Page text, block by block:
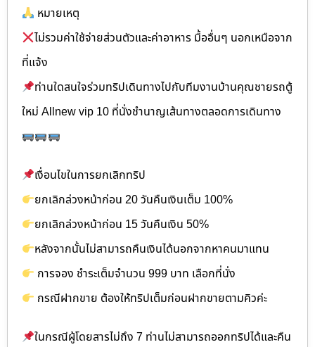
หมายเหตุ
ไม่รวมค่าใช้จ่ายส่วนตัวและค่าอาหาร มื้ออื่นๆ นอกเหนือจาก
ที่แจ้ง
ท่านใดสนใจร่วมทริปเดินทางไปกับทีมงานบ้านคุณชายรถตู้
ใหม่ Allnew vip 10 ที่นั่งชำนาญเส้นทางตลอดการเดินทาง
เงื่อนไขในการยกเลิกทริป
ยกเลิกล่วงหน้าก่อน 20 วันคืนเงินเต็ม 100%
ยกเลิกล่วงหน้าก่อน 15 วันคืนเงิน 50%
หลังจากนั้นไม่สามารถคืนเงินได้นอกจากหาคนมาแทน
การจอง ชำระเต็มจำนวน 999 บาท เลือกที่นั่ง
กรณีฝากขาย ต้องให้ทริปเต็มก่อนฝากขายตามคิวค่ะ
ในกรณีผู้โดยสารไม่ถึง 7 ท่านไม่สามารถออกทริปได้และคืน